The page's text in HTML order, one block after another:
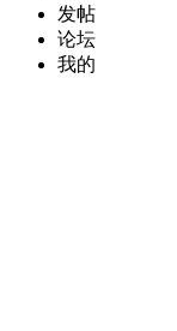
发帖
论坛
我的